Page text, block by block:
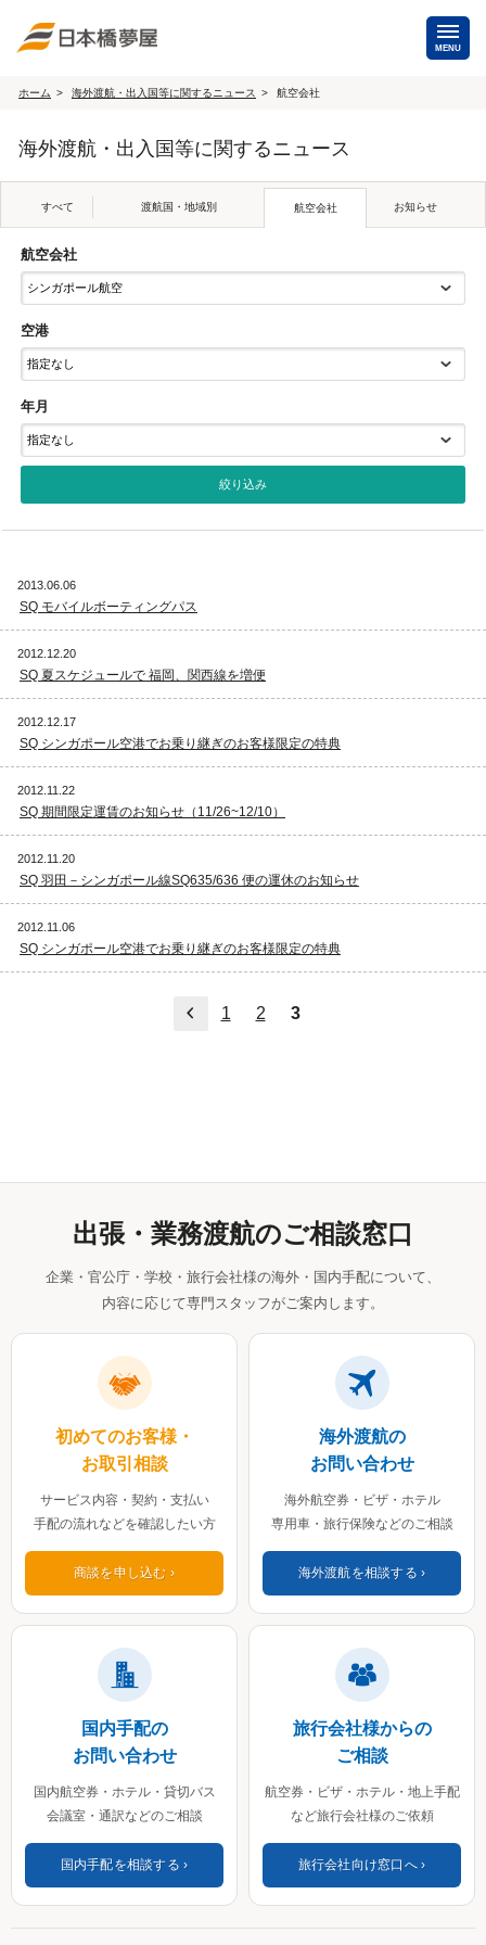
MENU
海外航空券
（日本発・海外発・世界一周）
ホテル・専用車・
保険・Wi-Fiレンタル
海外手配トップ
国内手配
航空券
貸切バス・ハイヤー 通訳・ガイド
選ばれる理由
採用情報
ホーム 海外渡航・出入国等に関するニュース 航空会社
海外渡航・出入国等に関するニュース
すべて 渡航国・地域別 航空会社 お知らせ
航空会社
空港
年月
2013.06.06
SQ モバイルボーティングパス
2012.12.20
SQ 夏スケジュールで 福岡、関西線を増便
2012.12.17
SQ シンガポール空港でお乗り継ぎのお客様限定の特典
2012.11.22
SQ 期間限定運賃のお知らせ（11/26~12/10）
2012.11.20
SQ 羽田－シンガポール線SQ635/636 便の運休のお知らせ
2012.11.06
SQ シンガポール空港でお乗り継ぎのお客様限定の特典
前へ
1 2 3
出張・業務渡航のご相談窓口
企業・官公庁・学校・旅行会社様の海外・国内手配について、
内容に応じて専門スタッフがご案内します。
初めてのお客様・
お取引相談
サービス内容・契約・支払い
手配の流れなどを確認したい方
商談を申し込む
海外渡航の
お問い合わせ
海外航空券・ビザ・ホテル
専用車・旅行保険などのご相談
海外渡航を相談する
国内手配の
お問い合わせ
国内航空券・ホテル・貸切バス
会議室・通訳などのご相談
国内手配を相談する
旅行会社様からの
ご相談
航空券・ビザ・ホテル・地上手配
など旅行会社様のご依頼
旅行会社向け窓口へ